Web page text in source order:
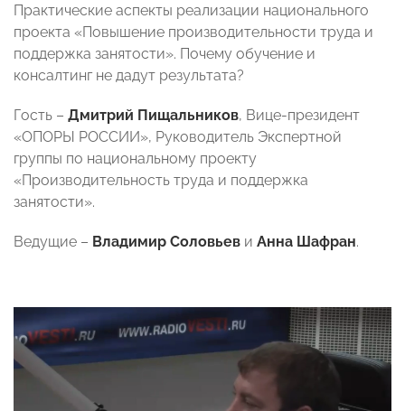
Практические аспекты реализации национального
проекта «Повышение производительности труда и
поддержка занятости». Почему обучение и
консалтинг не дадут результата?
Гость – Дмитрий Пищальников, Вице-президент
«ОПОРЫ РОССИИ», Руководитель Экспертной
группы по национальному проекту
«Производительность труда и поддержка
занятости».
Ведущие – Владимир Соловьев и Анна Шафран.